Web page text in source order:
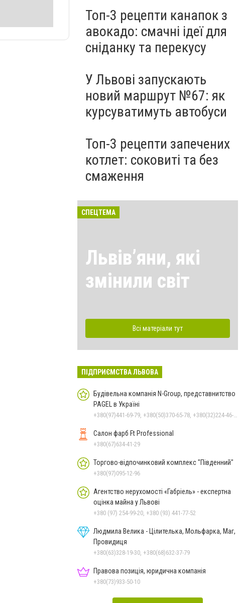
Топ-3 рецепти канапок з
авокадо: смачні ідеї для
сніданку та перекусу
У Львові запускають
новий маршрут №67: як
курсуватимуть автобуси
Топ-3 рецепти запечених
котлет: соковиті та без
смаження
СПЕЦТЕМА
Львівʼяни, які
змінили світ
Всі матеріали тут
ПІДПРИЄМСТВА ЛЬВОВА
Будівельна компанія N-Group, представнитство
PAGEL в Україні
Салон фарб Ft Professional
+380(67)634-41-29
Торгово-відпочинковий комплекс "Південний"
+380(97)095-12-96
Агентство нерухомості «Габріель» - експертна
оцінка майна у Львові
+380 (97) 254-99-20, +380 (93) 441-77-52
Людмила Велика - Цілителька, Мольфарка, Маг,
Провидиця
+380(63)328-19-30, +380(68)632-37-79
Правова позиція, юридична компанія
+380(73)933-50-10